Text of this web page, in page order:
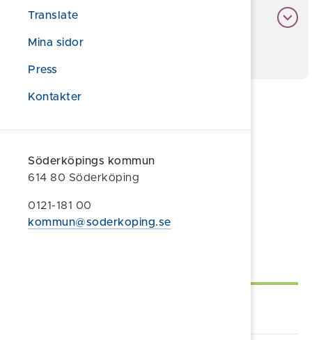
Translate
Mina sidor
Press
Kontakter
Söderköpings kommun
614 80 Söderköping
0121-181 00
kommun@soderkoping.se
Vilka handlingar är läsbara i e-
Relaterad information
Allmänna handlingar
Sidan uppdaterad 2026-01-13